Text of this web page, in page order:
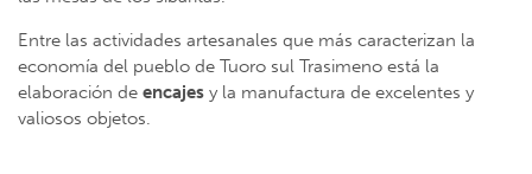
Entre las actividades artesanales que más caracterizan la
economía del pueblo de Tuoro sul Trasimeno está la
elaboración de encajes y la manufactura de excelentes y
valiosos objetos.